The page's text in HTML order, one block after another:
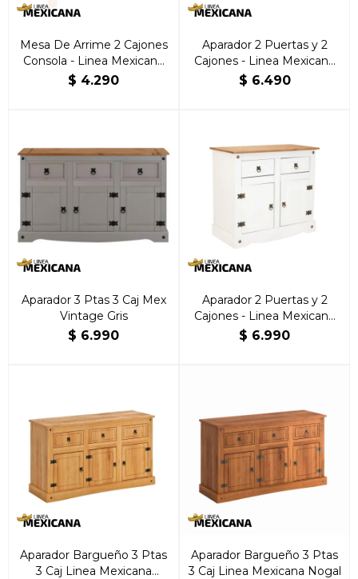
Mesa De Arrime 2 Cajones
Consola - Linea Mexicana
Blanco
$ 4.290
Aparador 2 Puertas y 2
Cajones - Linea Mexicana
Nogal
$ 6.490
Aparador 3 Ptas 3 Caj Mex
Vintage Gris
$ 6.990
Aparador 2 Puertas y 2
Cajones - Linea Mexicana
Blanco
$ 6.990
Aparador Bargueño 3 Ptas
3 Caj Linea Mexicana
Aparador Bargueño 3 Ptas
3 Caj Linea Mexicana Nogal